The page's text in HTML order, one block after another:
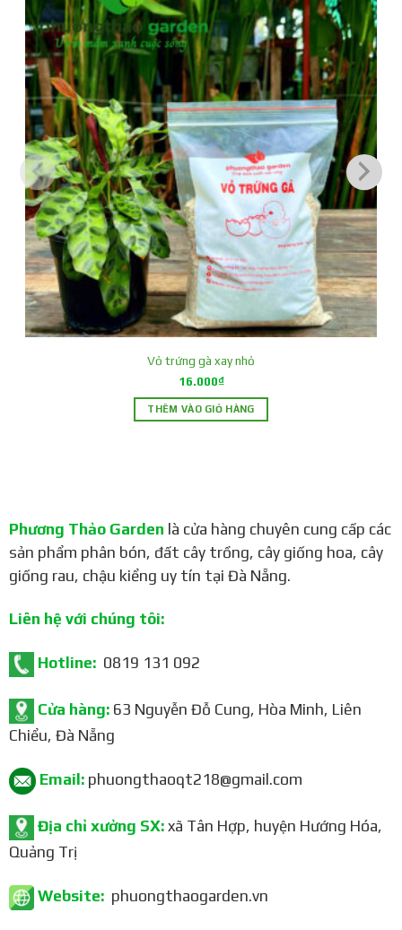
Công dụng
xốp, khả năng giữ nước cho đất.
hại như: Phytophthora, Fusarium, Rhizoctonia,
Kiểm soát côn trùng:
Rệp sáp, ve sầu, mối đất, sâu
đất, rầy,…
Kích thích sinh trưởng:Tăng cường sức đề kháng cho
Hướng dẫn sử dụng
Chế phẩm Trichoderma có thể được sử dụng theo nhiều
cách khác nhau:
Vỏ trứng gà xay nhỏ
16.000₫
THÊM VÀO GIỎ HÀNG
Phương Thảo Garden là cửa hàng chuyên cung cấp các
sản phẩm phân bón, đất cây trồng, cây giống hoa, cây
giống rau, chậu kiểng uy tín tại Đà Nẵng.
Liên hệ với chúng tôi:
Hotline:0819 131 092
Cửa hàng:63 Nguyễn Đỗ Cung, Hòa Minh, Liên
Chiểu, Đà Nẵng
Email:phuongthaoqt218@gmail.com
Địa chỉ xưởng SX:xã Tân Hợp, huyện Hướng Hóa,
Quảng Trị
Website:phuongthaogarden.vn